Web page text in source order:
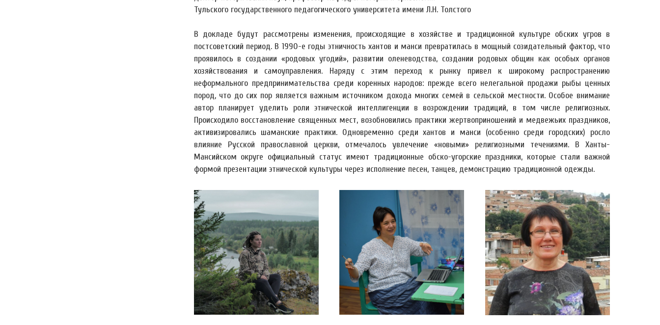
Тульского государственного педагогического университета имени Л.Н. Толстого
В докладе будут рассмотрены изменения, происходящие в хозяйстве и традиционной культуре обских угров в
постсоветский период. В 1990-е годы этничность хантов и манси превратилась в мощный созидательный фактор, что
проявилось в создании «родовых угодий», развитии оленеводства, создании родовых общин как особых органов
хозяйствования и самоуправления. Наряду с этим переход к рынку привел к широкому распространению
неформального предпринимательства среди коренных народов: прежде всего нелегальной продажи рыбы ценных
пород, что до сих пор является важным источником дохода многих семей в сельской местности. Особое внимание
автор планирует уделить роли этнической интеллигенции в возрождении традиций, в том числе религиозных.
Происходило восстановление священных мест, возобновились практики жертвоприношений и медвежьих праздников,
активизировались шаманские практики. Одновременно среди хантов и манси (особенно среди городских) росло
влияние Русской православной церкви, отмечалось увлечение «новыми» религиозными течениями. В Ханты-
Мансийском округе официальный статус имеют традиционные обско-угорские праздники, которые стали важной
формой презентации этнической культуры через исполнение песен, танцев, демонстрацию традиционной одежды.